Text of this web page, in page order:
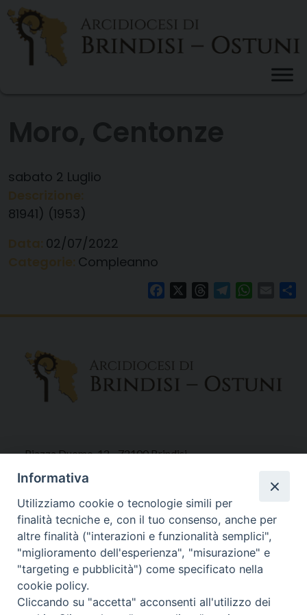
Skip
content
sabato 2 Luglio
81941) (1953)
02/07/2022
Compleanno
FacebookThreadsTelegram Email
Piazza Duomo, 12 - 72100 Brindisi
Tel 0831.521958
Fax 0831.528315
Orari Curia
Mar. / Mer. / Giov. ore 9 - 13
nei mesi estivi solo Martedì ore 9 - 13
Informativa
Utilizziamo cookie o tecnologie simili per
finalità tecniche e, con il tuo consenso, anche per
altre finalità ("interazioni e funzionalità semplici",
"miglioramento dell'esperienza", "misurazione" e
"targeting e pubblicità") come specificato nella
cookie policy.
Cliccando su "accetta" acconsenti all'utilizzo dei